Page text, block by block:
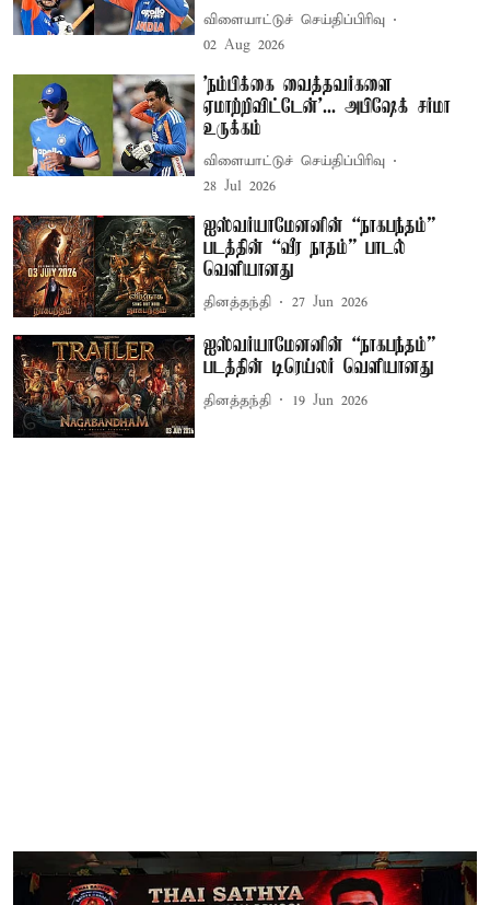
விளையாட்டுச் செய்திப்பிரிவு
02 Aug 2026
'நம்பிக்கை வைத்தவர்களை
ஏமாற்றிவிட்டேன்'... அபிஷேக் சர்மா
உருக்கம்
விளையாட்டுச் செய்திப்பிரிவு
28 Jul 2026
ஐஸ்வர்யாமேனனின் “நாகபந்தம்”
படத்தின் “வீர நாதம்” பாடல்
வெளியானது
தினத்தந்தி 27 Jun 2026
ஐஸ்வர்யாமேனனின் “நாகபந்தம்”
படத்தின் டிரெய்லர் வெளியானது
தினத்தந்தி 19 Jun 2026